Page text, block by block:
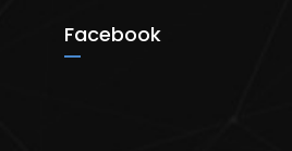
Facebook